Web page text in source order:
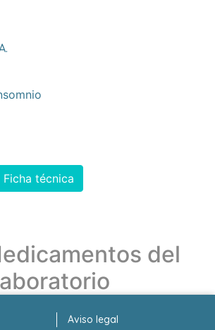
Ficha técnica
del
Aviso legal